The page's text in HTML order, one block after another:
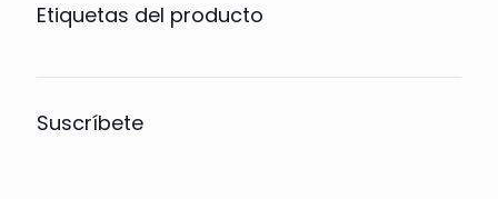
Etiquetas del producto
Suscríbete